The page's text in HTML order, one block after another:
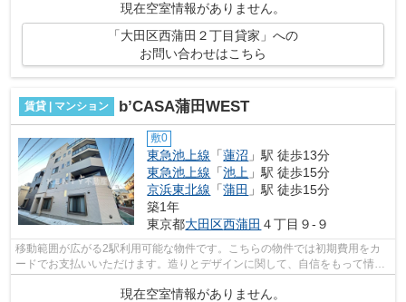
現在空室情報がありません。
「大田区西蒲田２丁目貸家」への
お問い合わせはこちら
賃貸 | マンション b’CASA蒲田WEST
敷0
東急池上線 「蓮沼 」駅 徒歩13分
東急池上線 「池上 」駅 徒歩15分
京浜東北線 「蒲田 」駅 徒歩15分
築1年
東京都大田区西蒲田 ４丁目９-９
移動範囲が広がる2駅利用可能な物件です。こちらの物件では初期費用をカ
ードでお支払いいただけます。造りとデザインに関して、自信をもって情報
を提供できるマンションです。駅まで徒...
現在空室情報がありません。